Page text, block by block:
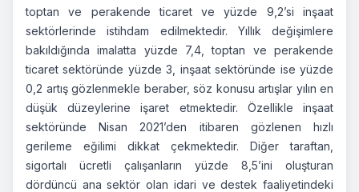
toptan ve perakende ticaret ve yüzde 9,2’si inşaat
sektörlerinde istihdam edilmektedir. Yıllık değişimlere
bakıldığında imalatta yüzde 7,4, toptan ve perakende
ticaret sektöründe yüzde 3, inşaat sektöründe ise yüzde
0,2 artış gözlenmekle beraber, söz konusu artışlar yılın en
düşük düzeylerine işaret etmektedir. Özellikle inşaat
sektöründe Nisan 2021’den itibaren gözlenen hızlı
gerileme eğilimi dikkat çekmektedir. Diğer taraftan,
sigortalı ücretli çalışanların yüzde 8,5’ini oluşturan
dördüncü ana sektör olan idari ve destek faaliyetindeki